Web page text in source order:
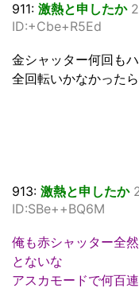
911: 激熱と申したか
ID:+Cbe+R5Ed
金シャッター何回も
全回転いかなかった
913: 激熱と申したか
ID:SBe++BQ6M
俺も赤シャッター全
とないな
アスカモードで何百